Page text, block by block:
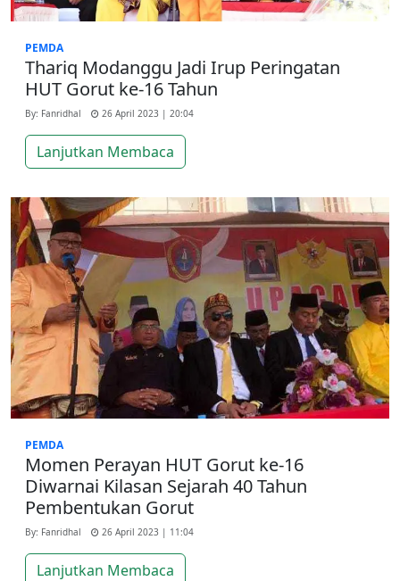
PEMDA
Thariq Modanggu Jadi Irup Peringatan
HUT Gorut ke-16 Tahun
By: Fanridhal 26 April 2023 | 20:04
Lanjutkan Membaca
PEMDA
Momen Perayan HUT Gorut ke-16
Diwarnai Kilasan Sejarah 40 Tahun
Pembentukan Gorut
By: Fanridhal 26 April 2023 | 11:04
Lanjutkan Membaca